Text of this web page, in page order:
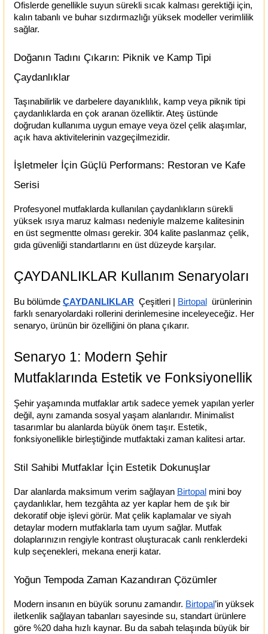
Ofislerde genellikle suyun sürekli sıcak kalması gerektiği için,
kalın tabanlı ve buhar sızdırmazlığı yüksek modeller verimlilik
sağlar.
Doğanın Tadını Çıkarın: Piknik ve Kamp Tipi
Çaydanlıklar
Taşınabilirlik ve darbelere dayanıklılık, kamp veya piknik tipi
çaydanlıklarda en çok aranan özelliktir. Ateş üstünde
doğrudan kullanıma uygun emaye veya özel çelik alaşımlar,
açık hava aktivitelerinin vazgeçilmezidir.
İşletmeler İçin Güçlü Performans: Restoran ve Kafe
Serisi
Profesyonel mutfaklarda kullanılan çaydanlıkların sürekli
yüksek ısıya maruz kalması nedeniyle malzeme kalitesinin
en üst segmentte olması gerekir. 304 kalite paslanmaz çelik,
gıda güvenliği standartlarını en üst düzeyde karşılar.
ÇAYDANLIKLAR Kullanım Senaryoları
Bu bölümde ÇAYDANLIKLAR Çeşitleri | Birtopal
ürünlerinin
farklı senaryolardaki rollerini derinlemesine inceleyeceğiz. Her
senaryo, ürünün bir özelliğini ön plana çıkarır.
Senaryo 1: Modern Şehir
Mutfaklarında Estetik ve Fonksiyonellik
Şehir yaşamında mutfaklar artık sadece yemek yapılan yerler
değil, aynı zamanda sosyal yaşam alanlarıdır. Minimalist
tasarımlar bu alanlarda büyük önem taşır. Estetik,
fonksiyonellikle birleştiğinde mutfaktaki zaman kalitesi artar.
Stil Sahibi Mutfaklar İçin Estetik Dokunuşlar
Dar alanlarda maksimum verim sağlayan Birtopal mini boy
çaydanlıklar, hem tezgâhta az yer kaplar hem de şık bir
dekoratif obje işlevi görür. Mat çelik kaplamalar ve siyah
detaylar modern mutfaklarla tam uyum sağlar. Mutfak
dolaplarınızın rengiyle kontrast oluşturacak canlı renklerdeki
kulp seçenekleri, mekana enerji katar.
Yoğun Tempoda Zaman Kazandıran Çözümler
Modern insanın en büyük sorunu zamandır. Birtopal ’in yüksek
iletkenlik sağlayan tabanları sayesinde su, standart ürünlere
göre %20 daha hızlı kaynar. Bu da sabah telaşında büyük bir